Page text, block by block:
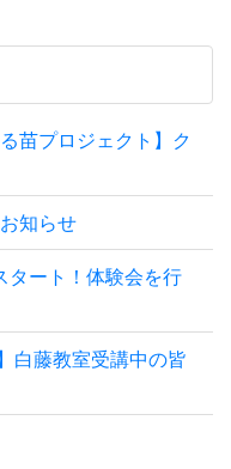
苗プロジェクト】ク
知らせ
タート！体験会を行
白藤教室受講中の皆